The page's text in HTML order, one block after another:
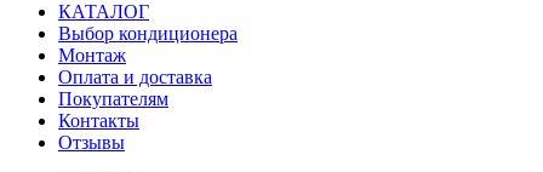
КАТАЛОГ
Выбор кондиционера
Монтаж
Оплата и доставка
Покупателям
Контакты
Отзывы